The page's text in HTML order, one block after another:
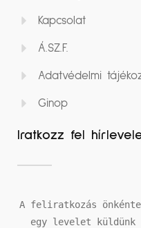
Kapcsolat
Á.SZ.F.
Adatvédelmi
Ginop
Iratkozz fel
A feliratkozás
egy levelet